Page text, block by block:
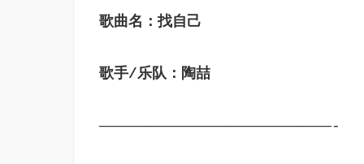
歌曲名：找自己
歌手/乐队：陶喆
——————————————————————————-